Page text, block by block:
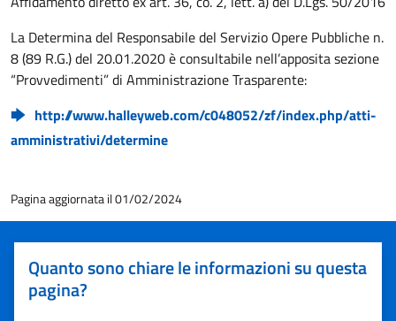
La Determina del Responsabile del Servizio Opere Pubbliche n.
8 (89 R.G.) del 20.01.2020 è consultabile nell’apposita sezione
“Provvedimenti” di Amministrazione Trasparente:
http://www.halleyweb.com/c048052/zf/index.php/atti-
amministrativi/determine
Pagina aggiornata il 01/02/2024
Quanto sono chiare le informazioni su questa
pagina?